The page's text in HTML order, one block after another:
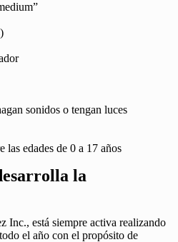
sonidos o tengan luces
las edades de 0 a 17 años
la
está siempre activa realizando
el año con el propósito de